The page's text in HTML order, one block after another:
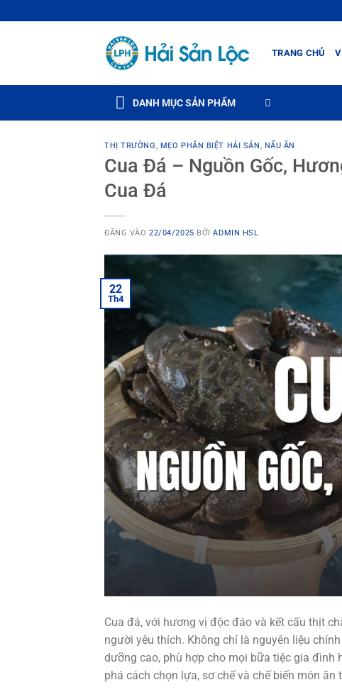
qua
TRANG CHỦ
DANH MỤC SẢN PHẨM
THỊ TRƯỜNG, MẸO PHÂN BIỆT HẢI SẢN, NẤU ĂN
Cua Đá – Nguồn Gốc,
Cua Đá
ĐĂNG VÀO22/04/2025 BỞIADMIN HSL
22
Th4
Cua đá, với hương vị độc đáo và kết cấu thịt
người yêu thích. Không chỉ là nguyên liệu
dưỡng cao, phù hợp cho mọi bữa tiệc gia đình
phá cách chọn lựa, sơ chế và chế biến món